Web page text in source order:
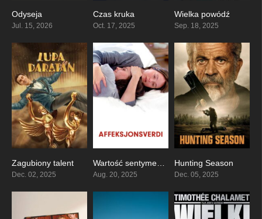
Odyseja
Jul. 15, 2026
Czas kruka
Oct. 17, 2025
Wielka powódź
Sep. 18, 2025
8.1
Zagubiony talent
Dec. 02, 2025
8
Wartość sentymentalna
Aug. 20, 2025
Hunting Season
Dec. 05, 2025